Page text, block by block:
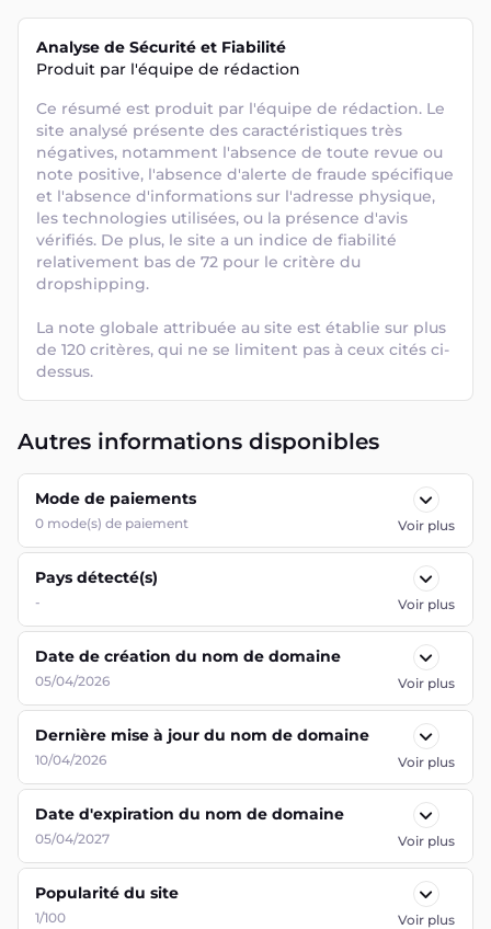
Analyse de Sécurité et Fiabilité
Produit par l'équipe de rédaction
Ce résumé est produit par l'équipe de rédaction. Le
site analysé présente des caractéristiques très
négatives, notamment l'absence de toute revue ou
note positive, l'absence d'alerte de fraude spécifique
et l'absence d'informations sur l'adresse physique,
les technologies utilisées, ou la présence d'avis
vérifiés. De plus, le site a un indice de fiabilité
relativement bas de 72 pour le critère du
dropshipping.
La note globale attribuée au site est établie sur plus
de 120 critères, qui ne se limitent pas à ceux cités ci-
dessus.
Autres informations disponibles
Mode de paiements
0 mode(s) de paiement Voir plus
Pays détecté(s)
- Voir plus
Date de création du nom de domaine
05/04/2026 Voir plus
Dernière mise à jour du nom de domaine
10/04/2026 Voir plus
Date d'expiration du nom de domaine
05/04/2027 Voir plus
Popularité du site
1/100 Voir plus